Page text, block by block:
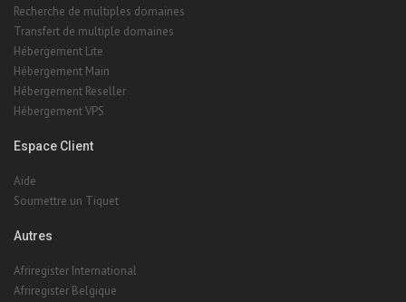
Recherche de multiples domaines
Transfert de multiple domaines
Hébergement Lite
Hébergement Main
Hébergement Reseller
Hébergement VPS
Espace Client
Aide
Soumettre un Tiquet
Autres
Afriregister International
Afriregister Belgique